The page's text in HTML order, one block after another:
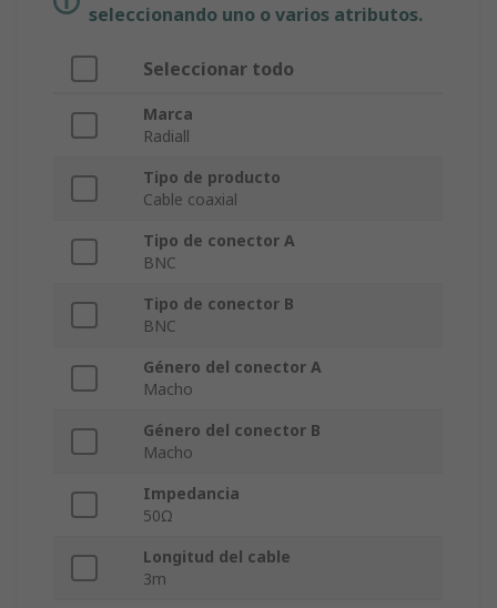
seleccionando uno o varios atributos.
Seleccionar todo
Marca
Radiall
Tipo de producto
Cable coaxial
Tipo de conector A
BNC
Tipo de conector B
BNC
Género del conector A
Macho
Género del conector B
Macho
Impedancia
50Ω
Longitud del cable
3m